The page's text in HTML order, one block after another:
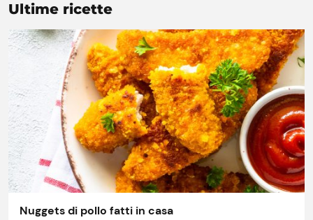
Prezzi Rossetto
Punti vendita
Ultime ricette
Nuggets di pollo fatti in casa